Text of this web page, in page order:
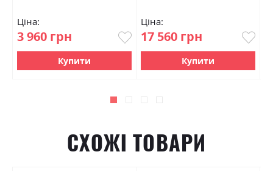
Ціна:
3 960 грн
Купити
Ціна:
17 560 грн
Купити
СХОЖІ ТОВАРИ